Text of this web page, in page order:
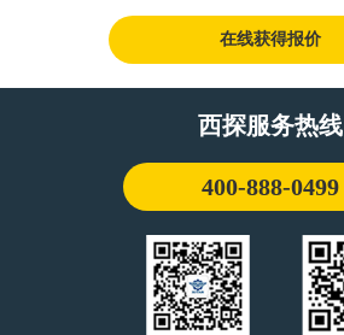
在线获得报价
西探服务热线
400-888-0499